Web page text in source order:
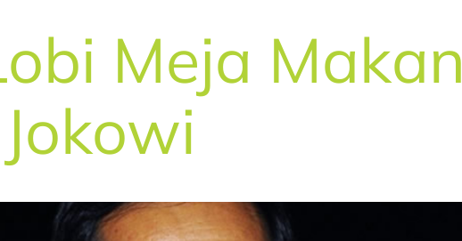
Meja Makan
Jokowi